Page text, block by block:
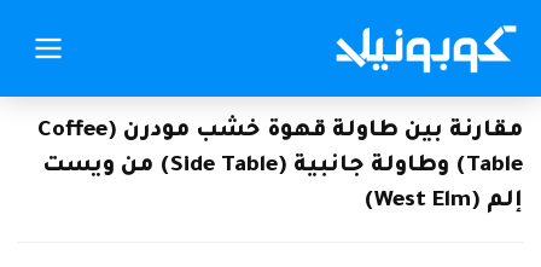
مقارنة بين طاولة قهوة خشب مودرن (Coffee
Table) وطاولة جانبية (Side Table) من ويست
إلم (West Elm)